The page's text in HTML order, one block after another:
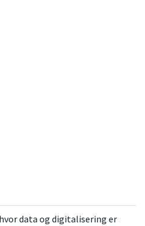
data og digitalisering er